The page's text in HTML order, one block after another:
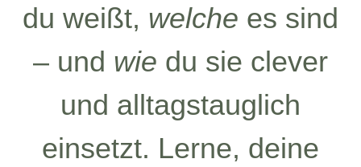
du weißt, welche es sind
– und wie du sie clever
und alltagstauglich
einsetzt. Lerne, deine